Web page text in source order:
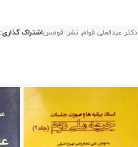
دکتر عبدالعلی قوام, نشر: قومساشتراک گذاری: